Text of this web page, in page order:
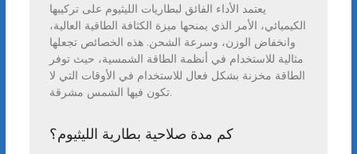
يعتمد الأداء الفائق لبطاريات الليثيوم على تركيبها
الكيميائي، الأمر الذي يمنحها ميزة الكثافة الطاقية العالية،
وانخفاض الوزن، وسرعة الشحن. هذه الخصائص تجعلها
مثالية للاستخدام في أنظمة الطاقة الشمسية، حيث توفر
الطاقة مخزنة بشكل فعال للاستخدام في الأوقات التي لا
تكون فيها الشمس مشرقة.
كم مدة صلاحية بطارية الليثيوم؟